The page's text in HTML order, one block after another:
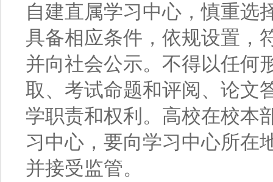
自建直属学习中心，慎重选
具备相应条件，依规设置，
并向社会公示。不得以任何
取、考试命题和评阅、论文
学职责和权利。高校在校本
习中心，要向学习中心所在
并接受监管。